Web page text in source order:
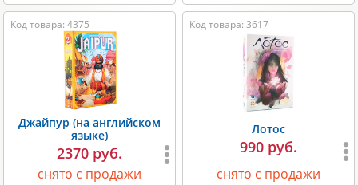
Код товара: 4375
Джайпур (на английском
языке)
2370 руб.
снято с продажи
Код товара: 3617
Лотос
990 руб.
снято с продажи